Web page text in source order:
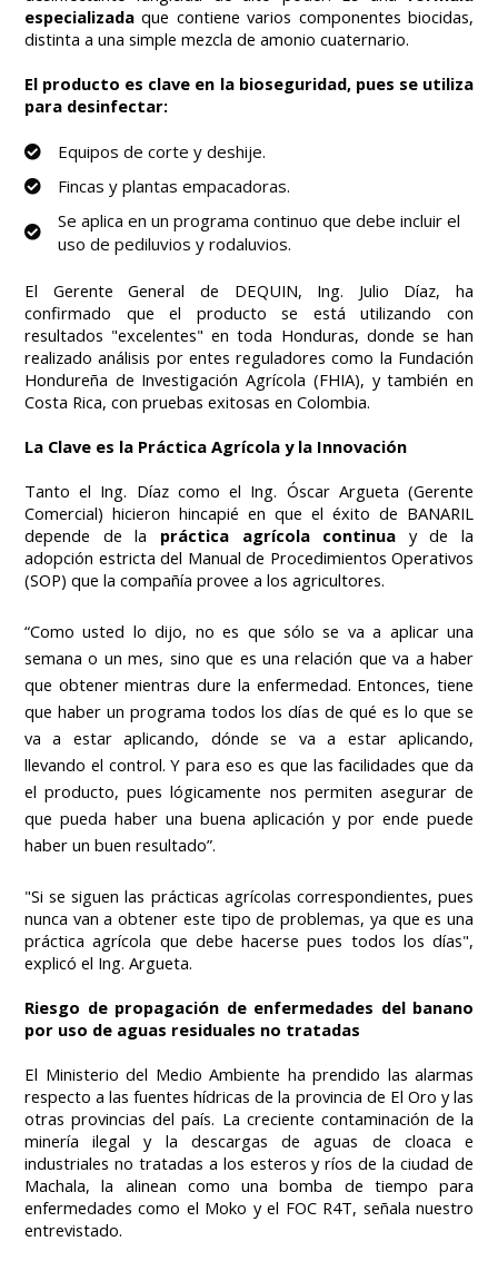
especializada que contiene varios componentes biocidas,
distinta a una simple mezcla de amonio cuaternario.
El producto es clave en la bioseguridad, pues se utiliza
para desinfectar:
Equipos de corte y deshije.
Fincas y plantas empacadoras.
Se aplica en un programa continuo que debe incluir el
uso de pediluvios y rodaluvios.
El Gerente General de DEQUIN, Ing. Julio Díaz, ha
confirmado que el producto se está utilizando con
resultados "excelentes" en toda Honduras, donde se han
realizado análisis por entes reguladores como la Fundación
Hondureña de Investigación Agrícola (FHIA), y también en
Costa Rica, con pruebas exitosas en Colombia.
La Clave es la Práctica Agrícola y la Innovación
Tanto el Ing. Díaz como el Ing. Óscar Argueta (Gerente
Comercial) hicieron hincapié en que el éxito de BANARIL
depende de la práctica agrícola continua y de la
adopción estricta del Manual de Procedimientos Operativos
(SOP) que la compañía provee a los agricultores.
“Como usted lo dijo, no es que sólo se va a aplicar una
semana o un mes, sino que es una relación que va a haber
que obtener mientras dure la enfermedad. Entonces, tiene
que haber un programa todos los días de qué es lo que se
va a estar aplicando, dónde se va a estar aplicando,
llevando el control. Y para eso es que las facilidades que da
el producto, pues lógicamente nos permiten asegurar de
que pueda haber una buena aplicación y por ende puede
haber un buen resultado”.
"Si se siguen las prácticas agrícolas correspondientes, pues
nunca van a obtener este tipo de problemas, ya que es una
práctica agrícola que debe hacerse pues todos los días",
explicó el Ing. Argueta.
Riesgo de propagación de enfermedades del banano
por uso de aguas residuales no tratadas
El Ministerio del Medio Ambiente ha prendido las alarmas
respecto a las fuentes hídricas de la provincia de El Oro y las
otras provincias del país. La creciente contaminación de la
minería ilegal y la descargas de aguas de cloaca e
industriales no tratadas a los esteros y ríos de la ciudad de
Machala, la alinean como una bomba de tiempo para
enfermedades como el Moko y el FOC R4T, señala nuestro
entrevistado.